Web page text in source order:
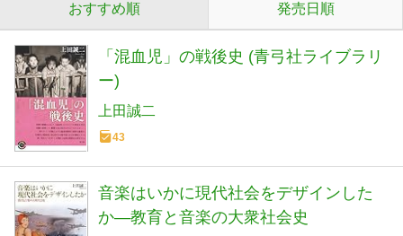
おすすめ順 発売日順
「混血児」の戦後史 (青弓社ライブラリ
ー)
上田誠二
43
音楽はいかに現代社会をデザインした
か―教育と音楽の大衆社会史